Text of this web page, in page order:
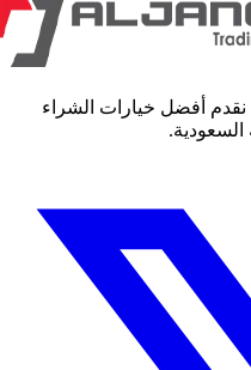
أفضل خيارات الشراء